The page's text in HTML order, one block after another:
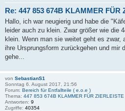
Re: 447 853 674B KLAMMER FÜR
Hallo, ich war neugierig und habe die
leider auch zu klein. Zwar größer wie die
klein. Wenn man sie weitet geht es
ihre Ursprungsform zurückgehen und mir
gehe...
von SebastianS1
Sonntag 6. August 2017, 21:56
Forum: Bereich für Entfallteile ( e.o.e )
Thema: 447 853 674B KLAMMER FÜR ZIERLEISTE
Antworten: 9
Zugriffe: 40354